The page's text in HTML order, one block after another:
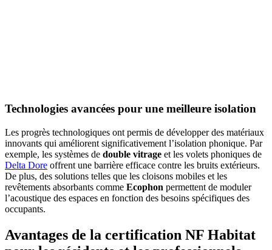
Technologies avancées pour une meilleure isolation
Les progrès technologiques ont permis de développer des matériaux
innovants qui améliorent significativement l’isolation phonique. Par
exemple, les systèmes de double vitrage et les volets phoniques de
Delta Dore offrent une barrière efficace contre les bruits extérieurs.
De plus, des solutions telles que les cloisons mobiles et les
revêtements absorbants comme Ecophon permettent de moduler
l’acoustique des espaces en fonction des besoins spécifiques des
occupants.
Avantages de la certification NF Habitat